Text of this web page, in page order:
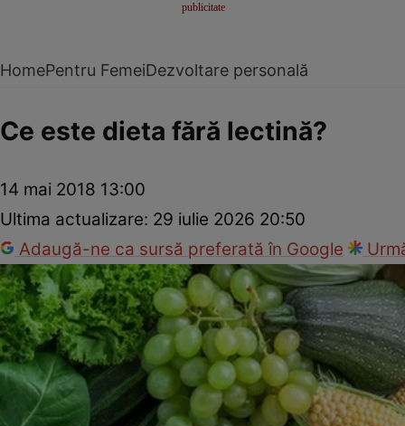
HomePentru FemeiDezvoltare personală
Ce este dieta fără lectină?
14 mai 2018 13:00
Ultima actualizare: 29 iulie 2026 20:50
Adaugă-ne ca sursă preferată în Google